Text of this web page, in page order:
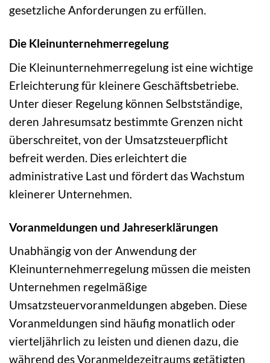
gesetzliche Anforderungen zu erfüllen.
Die Kleinunternehmerregelung
Die Kleinunternehmerregelung ist eine wichtige
Erleichterung für kleinere Geschäftsbetriebe.
Unter dieser Regelung können Selbstständige,
deren Jahresumsatz bestimmte Grenzen nicht
überschreitet, von der Umsatzsteuerpflicht
befreit werden. Dies erleichtert die
administrative Last und fördert das Wachstum
kleinerer Unternehmen.
Voranmeldungen und Jahreserklärungen
Unabhängig von der Anwendung der
Kleinunternehmerregelung müssen die meisten
Unternehmen regelmäßige
Umsatzsteuervoranmeldungen abgeben. Diese
Voranmeldungen sind häufig monatlich oder
vierteljährlich zu leisten und dienen dazu, die
während des Voranmeldezeitraums getätigten